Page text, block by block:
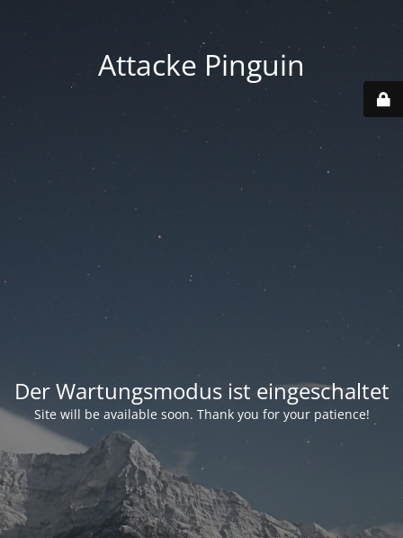
Attacke Pinguin
Der Wartungsmodus ist eingeschaltet
Site will be available soon. Thank you for your patience!